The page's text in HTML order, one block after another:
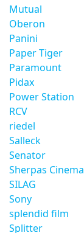
Mutual
Oberon
Panini
Paper Tiger
Paramount
Pidax
Power Station
RCV
riedel
Salleck
Senator
Sherpas Cinema
SILAG
Sony
splendid film
Splitter